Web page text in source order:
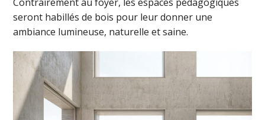
seront habillés de bois pour leur donner une
ambiance lumineuse, naturelle et saine.